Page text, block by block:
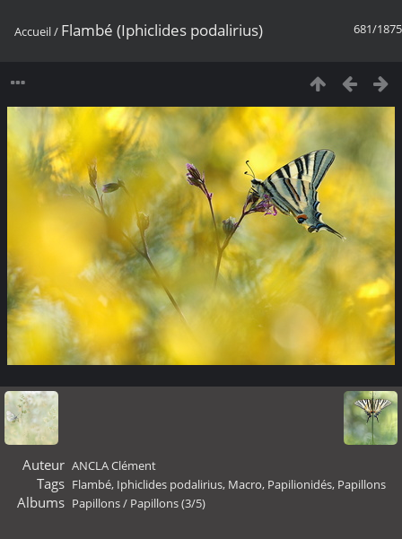
681/1875
Accueil/ Flambé (Iphiclides podalirius)
Auteur ANCLA Clément
Tags Flambé, Iphiclides podalirius, Macro, Papilionidés, Papillons
Albums Papillons/ Papillons (3/5)